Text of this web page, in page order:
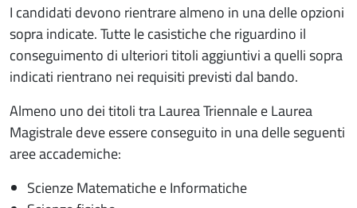
I candidati devono rientrare almeno in una delle opzioni
sopra indicate. Tutte le casistiche che riguardino il
conseguimento di ulteriori titoli aggiuntivi a quelli sopra
indicati rientrano nei requisiti previsti dal bando.
Almeno uno dei titoli tra Laurea Triennale e Laurea
Magistrale deve essere conseguito in una delle seguenti
aree accademiche:
Scienze Matematiche e Informatiche